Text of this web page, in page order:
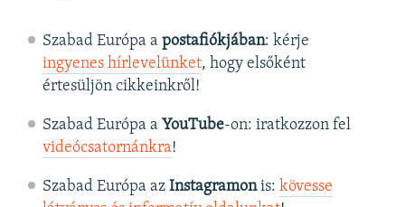
Szabad Európa a postafiókjában: kérje
ingyenes hírlevelünket, hogy elsőként
értesüljön cikkeinkről!
Szabad Európa a YouTube-on: iratkozzon fel
videócsatornánkra!
Szabad Európa az Instagramonis: kövesse